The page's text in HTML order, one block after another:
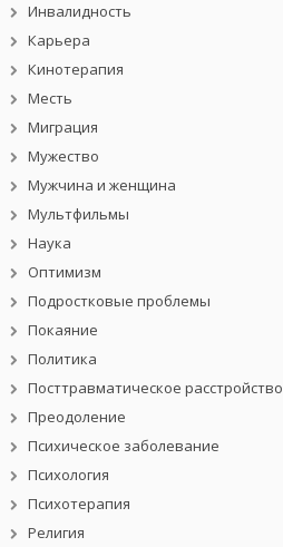
Инвалидность
Карьера
Кинотерапия
Месть
Миграция
Мужество
Мужчина и женщина
Мультфильмы
Наука
Оптимизм
Подростковые проблемы
Покаяние
Политика
Посттравматическое расстройство
Преодоление
Психическое заболевание
Психология
Психотерапия
Религия